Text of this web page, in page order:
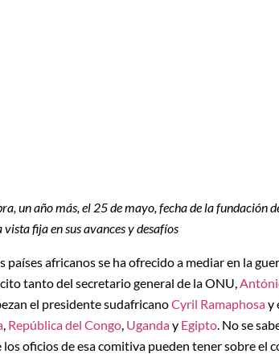
un año más, el 25 de mayo, fecha de la fundación
fija en sus avances y desafíos
países africanos se ha ofrecido a mediar en la
tanto del secretario general de la ONU,
el presidente sudafricanoCyril Ramaphosay
República del Congo Uganday Egipto . No se
oficios de esa comitiva pueden tener sobre el